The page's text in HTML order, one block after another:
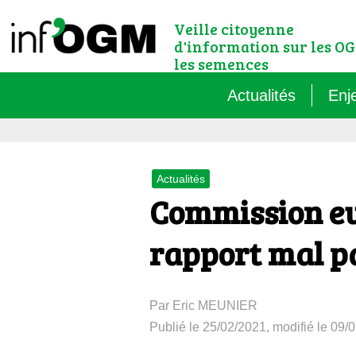
Veille citoyenne
d'information sur les
les semences
Actualités
Le
Actualités
Commission
rapport mal
Par Eric MEUNIER
Publié le 25/02/2021, modifié le 09/